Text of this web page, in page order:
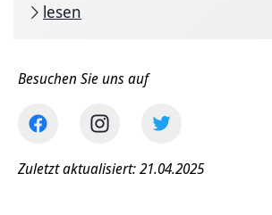
lesen
Besuchen Sie uns auf
Zuletzt aktualisiert: 21.04.2025